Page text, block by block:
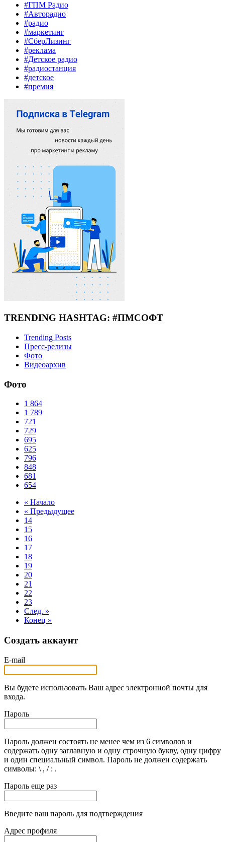
#ГПМ Радио
#Авторадио
#радио
#маркетинг
#СберЛизинг
#реклама
#Детское радио
#радиостанция
#детское
#премия
TRENDING HASHTAG: #ПМСОФТ
Trending Posts
Пресс-релизы
Фото
Видеоархив
Фото
1 864
1 789
721
729
695
625
796
848
681
654
« Начало
« Предыдущее
14
15
16
17
18
19
20
21
22
23
След. »
Конец »
Создать аккаунт
E-mail
Вы будете использовать Ваш адрес электронной почты для
входа.
Пароль
Пароль должен состоять не менее чем из 6 символов и
содержать одну заглавную и одну строчную букву, одну цифру
и один специальный символ. Пароль не должен содержать
символы: \ , / : .
Пароль еще раз
Введите ваш пароль для подтверждения
Адрес профиля